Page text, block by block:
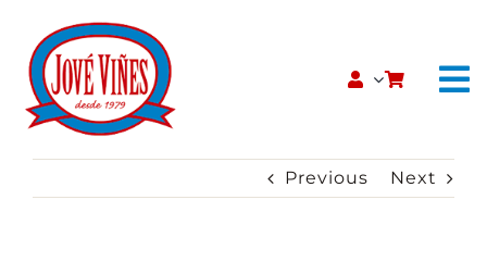
content
Previous Next